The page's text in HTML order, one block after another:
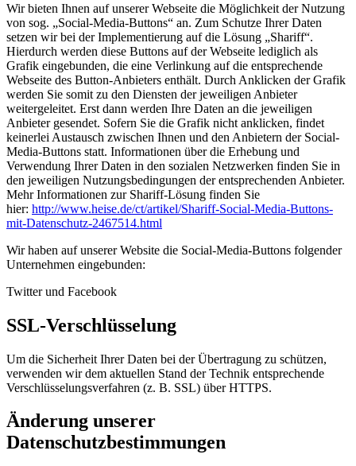
Wir bieten Ihnen auf unserer Webseite die Möglichkeit der Nutzung
von sog. „Social-Media-Buttons“ an. Zum Schutze Ihrer Daten
setzen wir bei der Implementierung auf die Lösung „Shariff“.
Hierdurch werden diese Buttons auf der Webseite lediglich als
Grafik eingebunden, die eine Verlinkung auf die entsprechende
Webseite des Button-Anbieters enthält. Durch Anklicken der Grafik
werden Sie somit zu den Diensten der jeweiligen Anbieter
weitergeleitet. Erst dann werden Ihre Daten an die jeweiligen
Anbieter gesendet. Sofern Sie die Grafik nicht anklicken, findet
keinerlei Austausch zwischen Ihnen und den Anbietern der Social-
Media-Buttons statt. Informationen über die Erhebung und
Verwendung Ihrer Daten in den sozialen Netzwerken finden Sie in
den jeweiligen Nutzungsbedingungen der entsprechenden Anbieter.
Mehr Informationen zur Shariff-Lösung finden Sie
hier: http://www.heise.de/ct/artikel/Shariff-Social-Media-Buttons-
mit-Datenschutz-2467514.html
Wir haben auf unserer Website die Social-Media-Buttons folgender
Unternehmen eingebunden:
Twitter und Facebook
SSL-Verschlüsselung
Um die Sicherheit Ihrer Daten bei der Übertragung zu schützen,
verwenden wir dem aktuellen Stand der Technik entsprechende
Verschlüsselungsverfahren (z. B. SSL) über HTTPS.
Änderung unserer
Datenschutzbestimmungen